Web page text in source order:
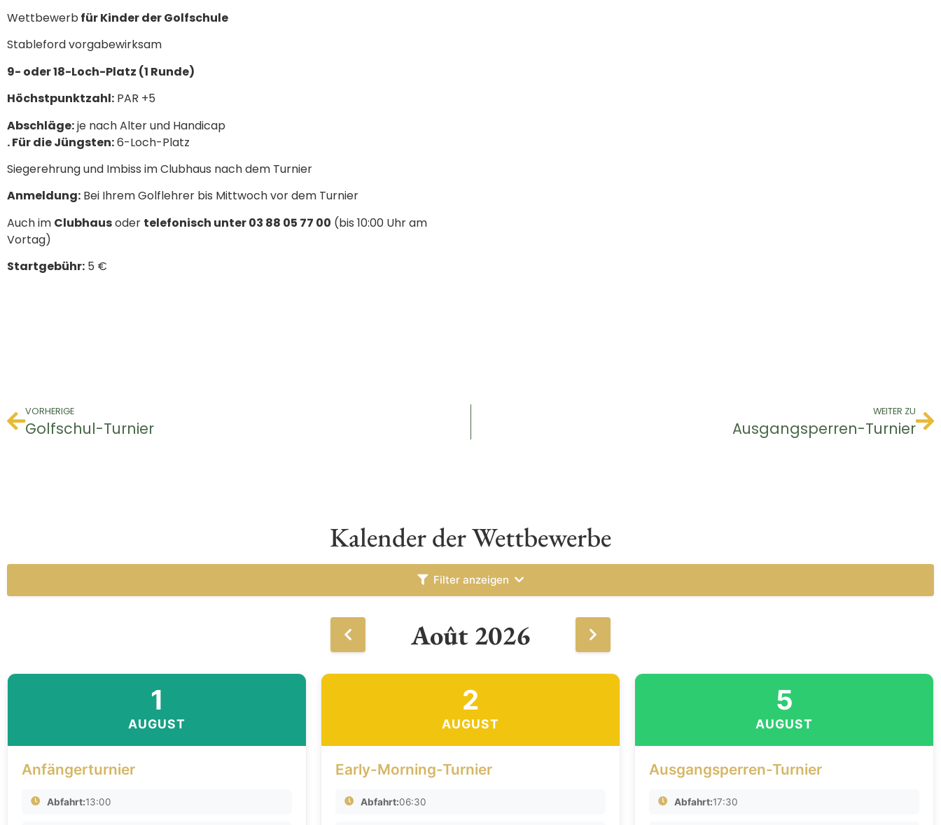
Wettbewerb für Kinder der Golfschule
Stableford vorgabewirksam
9- oder 18-Loch-Platz (1 Runde)
Höchstpunktzahl: PAR +5
Abschläge:je nach Alter und Handicap
. Für die Jüngsten:6-Loch-Platz
Siegerehrung und Imbiss im Clubhaus nach dem Turnier
Anmeldung: Bei Ihrem Golflehrer bis Mittwoch vor dem Turnier
Auch im Clubhausoder telefonisch unter 03 88 05 77 00 (bis 10:00 Uhr am
Vortag)
Startgebühr: 5 €
VORHERIGE
Golfschul-Turnier
WEITER ZU
Ausgangsperren-Turnier
Kalender der Wettbewerbe
Filter anzeigen
Août 2026
1
AUGUST
Anfängerturnier
Abfahrt:13:00
2
AUGUST
Early-Morning-Turnier
Abfahrt:06:30
5
AUGUST
Ausgangsperren-Turnier
Abfahrt:17:30